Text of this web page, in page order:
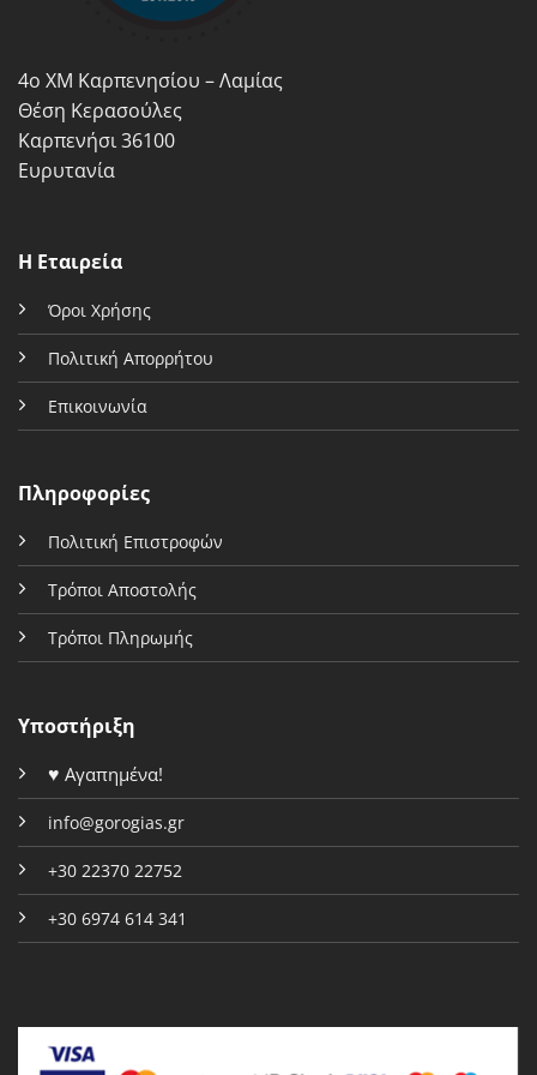
του
προϊόντος
4ο ΧΜ Καρπενησίου – Λαμίας
Θέση Κερασούλες
Καρπενήσι 36100
Ευρυτανία
Η Εταιρεία
Όροι Χρήσης
Πολιτική Απορρήτου
Επικοινωνία
Πληροφορίες
Πολιτική Επιστροφών
Τρόποι Αποστολής
Τρόποι Πληρωμής
Υποστήριξη
♥ Αγαπημένα!
info@gorogias.gr
+30 22370 22752
+30 6974 614 341